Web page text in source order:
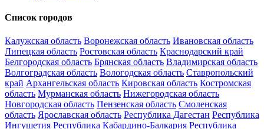
Список городов
Калужская область Воронежская область Ивановская область
Липецкая область Ростовская область Краснодарский край
Белгородская область Брянская область Владимирская область
Волгоградская область Вологодская область Ставропольский
край Архангельская область Кировская область Костромская
область Мурманская область Нижегородская область
Новгородская область Пензенская область Смоленская
область Ярославская область Республика Дагестан Республика
Ингушетия Республика Кабардино-Балкария Республика